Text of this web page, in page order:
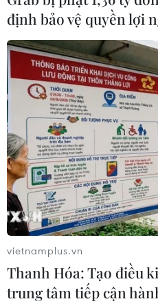
Phương pháp mới giúp
30/07/2026 14:27
Virus H5N1 lây lan trong
chim bản địa tại Australia
29/07/2026 11:42
UNAIDS cảnh báo nguy cơ
HIV/AIDS bùng phát trở
29/07/2026 05:17
định bảo vệ quyền lợi
vietnamplus.vn
Thanh Hóa: Tạo điều
trung tâm tiếp cận